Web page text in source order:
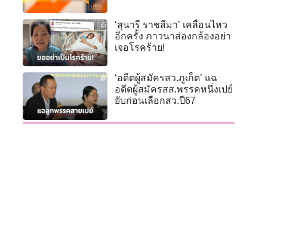
‘สุนารี ราชสีมา’ เคลื่อนไหว
อีกครั้ง ภาวนาส่องกล้องอย่า
เจอโรคร้าย!
‘อดีตผู้สมัครสว.ภูเก็ต’ แฉ
อดีตผู้สมัครสส.พรรคหนึ่งเปย์
ยับก่อนเลือกสว.ปี67